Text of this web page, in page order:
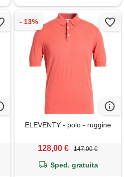
ELEVENTY - polo - ruggine
128,00 € 147,00 €
Sped. gratuita